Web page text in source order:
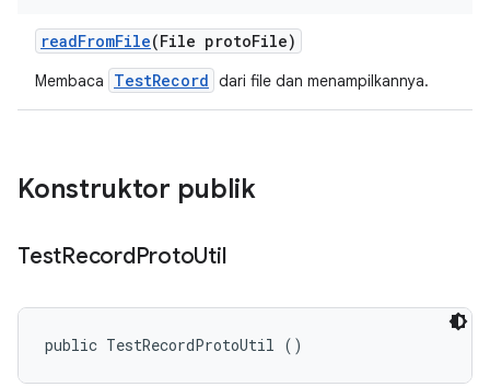
readFromFile(File protoFile)
Membaca TestRecord dari file dan menampilkannya.
Konstruktor publik
TestRecordProtoUtil
public TestRecordProtoUtil ()